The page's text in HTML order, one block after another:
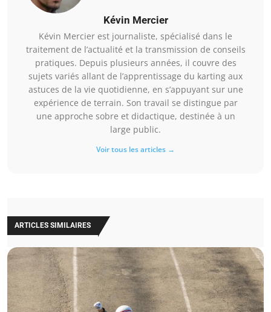
Kévin Mercier
Kévin Mercier est journaliste, spécialisé dans le
traitement de l’actualité et la transmission de conseils
pratiques. Depuis plusieurs années, il couvre des
sujets variés allant de l’apprentissage du karting aux
astuces de la vie quotidienne, en s’appuyant sur une
expérience de terrain. Son travail se distingue par
une approche sobre et didactique, destinée à un
large public.
Voir tous les articles →
ARTICLES SIMILAIRES